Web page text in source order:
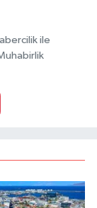
ile